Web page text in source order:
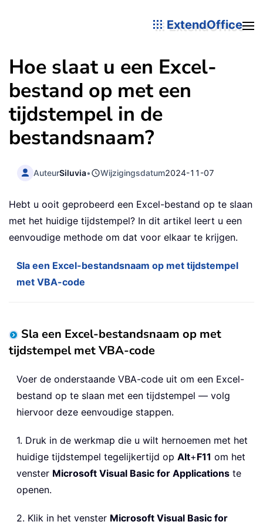
ExtendOffice
Hoe slaat u een Excel-
bestand op met een
tijdstempel in de
bestandsnaam?
AuteurSiluvia• Wijzigingsdatum2024-11-07
Hebt u ooit geprobeerd een Excel-bestand op te slaan
met het huidige tijdstempel? In dit artikel leert u een
eenvoudige methode om dat voor elkaar te krijgen.
Sla een Excel-bestandsnaam op met tijdstempel
met VBA-code
Sla een Excel-bestandsnaam op met
tijdstempel met VBA-code
Voer de onderstaande VBA-code uit om een Excel-
bestand op te slaan met een tijdstempel — volg
hiervoor deze eenvoudige stappen.
1. Druk in de werkmap die u wilt hernoemen met het
huidige tijdstempel tegelijkertijd op Alt+F11 om het
venster Microsoft Visual Basic for Applications te
openen.
2. Klik in het venster Microsoft Visual Basic for